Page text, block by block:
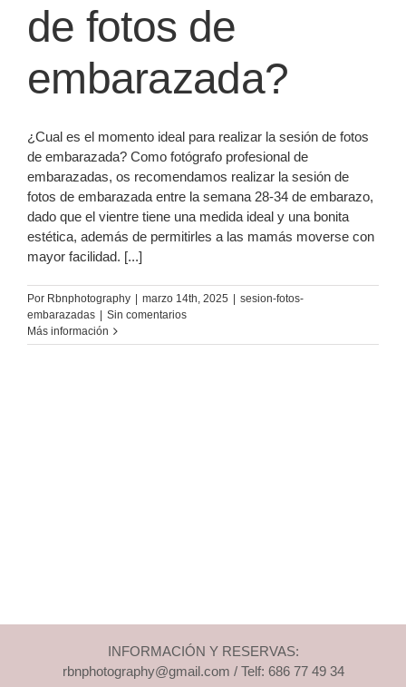
de fotos de
embarazada?
¿Cual es el momento ideal para realizar la sesión de fotos
de embarazada? Como fotógrafo profesional de
embarazadas, os recomendamos realizar la sesión de
fotos de embarazada entre la semana 28-34 de embarazo,
dado que el vientre tiene una medida ideal y una bonita
estética, además de permitirles a las mamás moverse con
mayor facilidad. [...]
Por Rbnphotography marzo 14th, 2025
sesion-fotos-
embarazadas
Sin comentarios
Más información
INFORMACIÓN Y RESERVAS:
rbnphotography@gmail.com / Telf: 686 77 49 34